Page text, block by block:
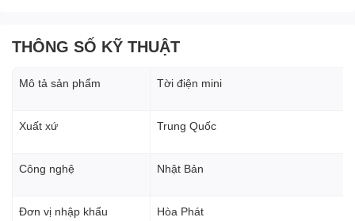
công việc.
Sản phẩm được người tiêu dùng bình chọn là thiết bị thân
thiện với môi trường khi dùng điện áp 1 pha.
Bộ giới hạn hành trình cáp
THÔNG SỐ KỸ THUẬT
Mô tả sản phẩm Tời điện mini
Xuất xứ Trung Quốc
Công nghệ Nhật Bản
Đơn vị nhập khẩu Hòa Phát